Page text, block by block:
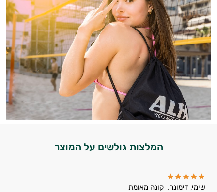
המלצות גולשים על המוצר
שימי, דימונה. קונה מאומת